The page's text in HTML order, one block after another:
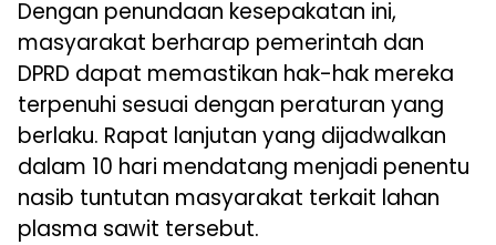
Dengan penundaan kesepakatan ini,
masyarakat berharap pemerintah dan
DPRD dapat memastikan hak-hak mereka
terpenuhi sesuai dengan peraturan yang
berlaku. Rapat lanjutan yang dijadwalkan
dalam 10 hari mendatang menjadi penentu
nasib tuntutan masyarakat terkait lahan
plasma sawit tersebut.